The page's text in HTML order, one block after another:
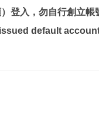
登入，勿自行創立帳
default